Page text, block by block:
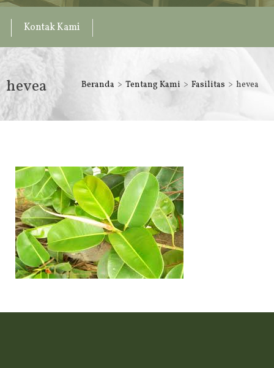
Kontak Kami
hevea Beranda Tentang Kami Fasilitas hevea